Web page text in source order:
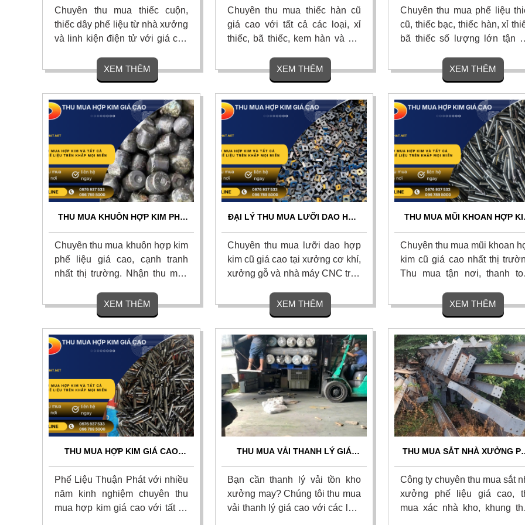
GOM TẬN NƠI 24/7
Chuyên thu mua thiếc cuộn,
thiếc dây phế liệu từ nhà xưởng
và linh kiện điện tử với giá cao
uy tín, thanh toán nhanh một
lần, vận chuyển tận nơi và chiết
khấu hoa hồng hấp dẫn. Liên
hệ ngay.
XEM THÊM
TẬN NƠI, THANH TOÁN NGAY
Chuyên thu mua thiếc hàn cũ
giá cao với tất cả các loại, xỉ
thiếc, bã thiếc, kem hàn và bột
với giá cao nhất thị trường, cam
kết định giá minh bạch, bốc xếp
tận nơi và thanh toán dứt điểm.
Liên hệ ngay
XEM THÊM
GIÁ NGAY, THANH TOÁN
MẶT
Chuyên thu mua phế liệu
cũ, thiếc bạc, thiếc hàn, xỉ
bã thiếc số lượng lớn tận
gom nhanh, vận chuyển
phí, thanh toán liền tay và
hoa hồng cao cho người
thiệu. Liên hệ ngay để nhận
giá hôm nay!
XEM THÊM
THU MUA KHUÔN HỢP KIM PHẾ
TOÀN QUỐC
Chuyên thu mua khuôn hợp kim
phế liệu giá cao, cạnh tranh
nhất thị trường. Nhận thu mua
mũi khoan, chip hợp kim cũ
hỏng tận nơi. Cân đo uy tín,
khảo sát nhanh chóng, thanh
toán nhanh. Liên hệ ngay để
nhận báo giá chi tiết hôm nay!
XEM THÊM
ĐẠI LÝ THU MUA LƯỠI DAO HỢP
GIÁ CAO
Chuyên thu mua lưỡi dao hợp
kim cũ giá cao tại xưởng cơ khí,
xưởng gỗ và nhà máy CNC trên
gom tất cả các loại mảnh dao
tiện cũ, dao phay ngón carbide,
mũi khoan siêu cứng, chíp phế
liệu và lưỡi cưa hợp kim đã
mòn, gãy hoặc hư hỏng. Liên
hệ ngay.
XEM THÊM
THU MUA MŨI KHOAN HỢP
NƠI 24/7
Chuyên thu mua mũi khoan
kim cũ giá cao nhất thị
Thu mua tận nơi, thanh
chủng loại, hư hỏng, nứt vỡ
xưởng cơ khí. Liên hệ ngay
nhận báo giá chính xác và
đãi hoa hồng cao.
XEM THÊM
THU MUA HỢP KIM GIÁ CAO
NƠI, UY TÍN
Phế Liệu Thuận Phát với nhiều
năm kinh nghiệm chuyên thu
mua hợp kim giá cao với tất cả
THU MUA VẢI THANH LÝ GIÁ
TOÁN 1 LẦN
Bạn cần thanh lý vải tồn kho
xưởng may? Chúng tôi thu mua
vải thanh lý giá cao với các loại
THU MUA SẮT NHÀ XƯỞNG
NƠI
Công ty chuyên thu mua sắt
xưởng phế liệu giá cao,
mua xác nhà kho, khung